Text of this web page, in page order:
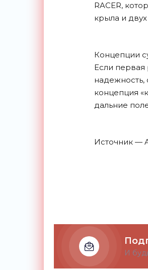
RACER,
крыла и
Концепции
Если первая
надежность,
концепция
дальние
Источник —
И